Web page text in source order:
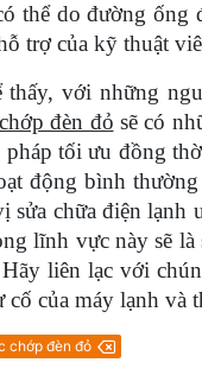
thể do đường
trợ của kỹ thuật
với những
đèn đỏ sẽ có
tối ưu đồng
động bình
sửa chữa điện
lĩnh vực này sẽ là
liên lạc với
của máy lạnh và
chớp đèn đỏ